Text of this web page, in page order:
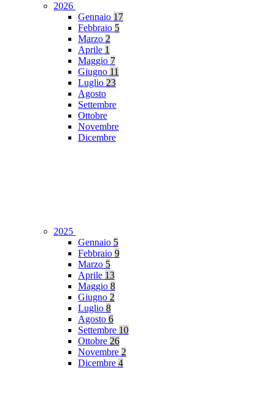
2026
Gennaio 17
Febbraio 5
Marzo 2
Aprile 1
Maggio 7
Giugno 11
Luglio 23
Agosto
Settembre
Ottobre
Novembre
Dicembre
2025
Gennaio 5
Febbraio 9
Marzo 5
Aprile 13
Maggio 8
Giugno 2
Luglio 8
Agosto 6
Settembre 10
Ottobre 26
Novembre 2
Dicembre 4